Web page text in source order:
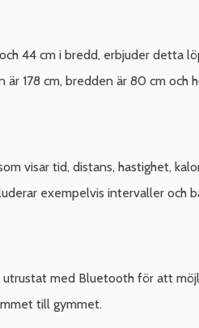
44 cm i bredd, erbjuder detta
178 cm, bredden är 80 cm och
visar tid, distans, hastighet,
exempelvis intervaller och
med Bluetooth för att
till gymmet.